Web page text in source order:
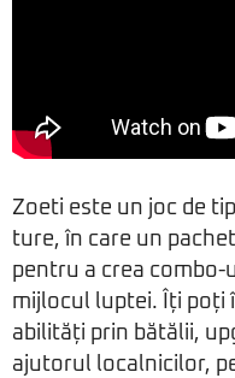
Zoeti este un joc de
ture, în care un
pentru a crea combo-
mijlocul luptei. Îți poți
abilități prin bătălii,
ajutorul localnicilor,